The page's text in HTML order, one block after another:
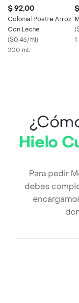
$ 92,00
Colonial Postre Arroz
Con Leche
($0.46/ml)
200 mL
(
Hielo
Para pedir
debes